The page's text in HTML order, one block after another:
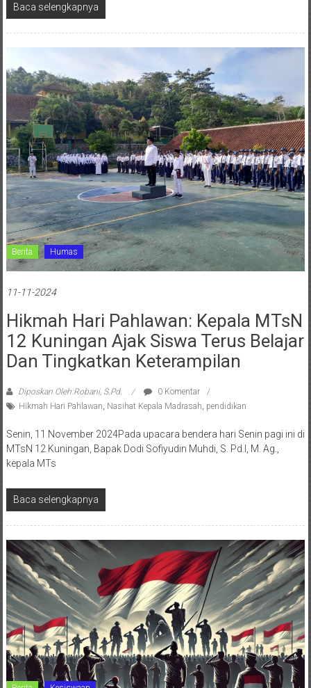
Baca selengkapnya
Berita Humas
11-11-2024
Hikmah Hari Pahlawan: Kepala MTsN
12 Kuningan Ajak Siswa Terus Belajar
Dan Tingkatkan Keterampilan
Diposkan Oleh:Robani, S.Pd.
0 Komentar
Hikmah Hari Pahlawan, Nasihat Kepala Madrasah, pendidikan
Senin, 11 November 2024Pada upacara bendera hari Senin pagi ini di
MTsN 12 Kuningan, Bapak Dodi Sofiyudin Muhdi, S. Pd.I, M. Ag.,
kepala MTs
Baca selengkapnya